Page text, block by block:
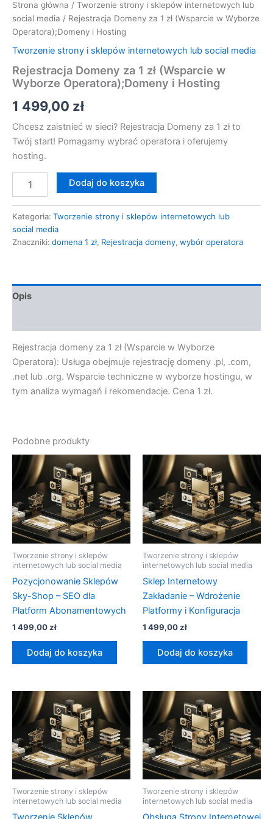
Strona główna / Tworzenie strony i sklepów internetowych lub
social media / Rejestracja Domeny za 1 zł (Wsparcie w Wyborze
Operatora);Domeny i Hosting
Tworzenie strony i sklepów internetowych lub social media
Rejestracja Domeny za 1 zł (Wsparcie w
Wyborze Operatora);Domeny i Hosting
1 499,00 zł
Chcesz zaistnieć w sieci? Rejestracja Domeny za 1 zł to
Twój start! Pomagamy wybrać operatora i oferujemy
hosting.
Dodaj do koszyka
Kategoria: Tworzenie strony i sklepów internetowych lub
social media
Znaczniki: domena 1 zł, Rejestracja domeny, wybór operatora
Opis
Rejestracja domeny za 1 zł (Wsparcie w Wyborze
Operatora): Usługa obejmuje rejestrację domeny .pl, .com,
.net lub .org. Wsparcie techniczne w wyborze hostingu, w
tym analiza wymagań i rekomendacje. Cena 1 zł.
Podobne produkty
Tworzenie strony i sklepów
internetowych lub social media
Pozycjonowanie Sklepów
Sky-Shop – SEO dla
Platform Abonamentowych
1 499,00zł
Dodaj do koszyka
Tworzenie strony i sklepów
internetowych lub social media
Sklep Internetowy
Zakładanie – Wdrożenie
Platformy i Konfiguracja
1 499,00zł
Dodaj do koszyka
Tworzenie strony i sklepów
internetowych lub social media
Tworzenie strony i sklepów
internetowych lub social media